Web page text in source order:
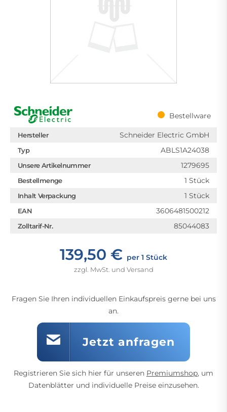
Bestellware
Hersteller Schneider Electric GmbH
Typ ABLS1A24038
Unsere Artikelnummer 1279695
Bestellmenge 1 Stück
Inhalt Verpackung 1 Stück
EAN 3606481500212
Zolltarif-Nr. 85044083
139,50 € per 1 Stück
zzgl. MwSt. und Versand
Fragen Sie Ihren individuellen Einkaufspreis gerne bei uns
an.
Jetzt anfragen
Registrieren Sie sich hier für unseren Premiumshop, um
Datenblätter und individuelle Preise einzusehen.